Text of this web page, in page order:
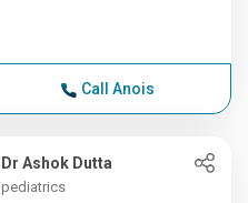
Call Anois
Dr Ashok Dutta
pediatrics